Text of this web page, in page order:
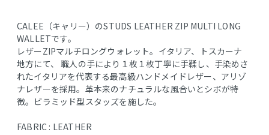
CALEE（キャリー）のSTUDS LEATHER ZIP MULTI LONG
WALLETです。
レザーZIPマルチロングウォレット。イタリア、トスカーナ
地方にて、 職人の手により１枚１枚丁寧に手鞣し、手染めさ
れたイタリアを代表する最高級ハンドメイドレザー、アリゾ
ナレザーを採用。革本来のナチュラルな風合いとシボが特
徴。ピラミッド型スタッズを施した。
FABRIC : LEATHER